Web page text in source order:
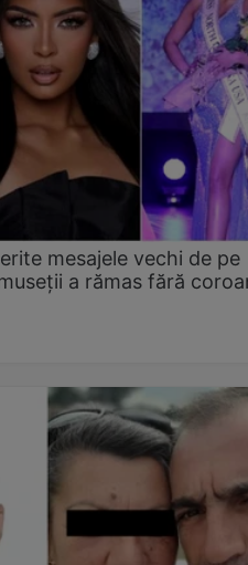
mesajele vechi de pe
a rămas fără